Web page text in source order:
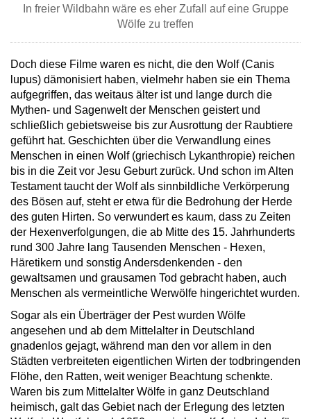
In freier Wildbahn wäre es eher Zufall auf eine Gruppe
Wölfe zu treffen
Doch diese Filme waren es nicht, die den Wolf (Canis
lupus) dämonisiert haben, vielmehr haben sie ein Thema
aufgegriffen, das weitaus älter ist und lange durch die
Mythen- und Sagenwelt der Menschen geistert und
schließlich gebietsweise bis zur Ausrottung der Raubtiere
geführt hat. Geschichten über die Verwandlung eines
Menschen in einen Wolf (griechisch Lykanthropie) reichen
bis in die Zeit vor Jesu Geburt zurück. Und schon im Alten
Testament taucht der Wolf als sinnbildliche Verkörperung
des Bösen auf, steht er etwa für die Bedrohung der Herde
des guten Hirten. So verwundert es kaum, dass zu Zeiten
der Hexenverfolgungen, die ab Mitte des 15. Jahrhunderts
rund 300 Jahre lang Tausenden Menschen - Hexen,
Häretikern und sonstig Andersdenkenden - den
gewaltsamen und grausamen Tod gebracht haben, auch
Menschen als vermeintliche Werwölfe hingerichtet wurden.
Sogar als ein Überträger der Pest wurden Wölfe
angesehen und ab dem Mittelalter in Deutschland
gnadenlos gejagt, während man den vor allem in den
Städten verbreiteten eigentlichen Wirten der todbringenden
Flöhe, den Ratten, weit weniger Beachtung schenkte.
Waren bis zum Mittelalter Wölfe in ganz Deutschland
heimisch, galt das Gebiet nach der Erlegung des letzten